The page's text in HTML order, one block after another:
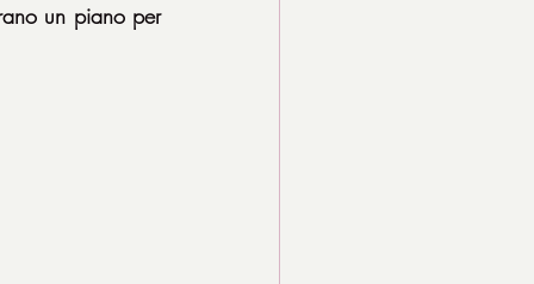
un piano per